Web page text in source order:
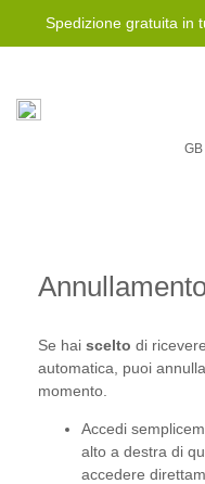
Spedizione gratuita in
GB
Se hai scelto di
automatica, puoi
momento.
Accedi
alto a destra di
accedere